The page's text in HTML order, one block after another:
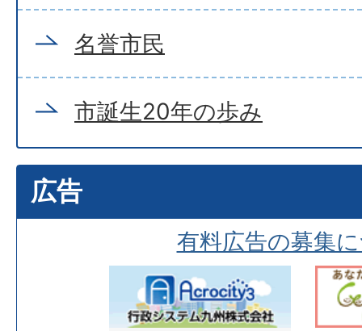
名誉市民
市誕生20年の歩み
広告
有料広告の募集